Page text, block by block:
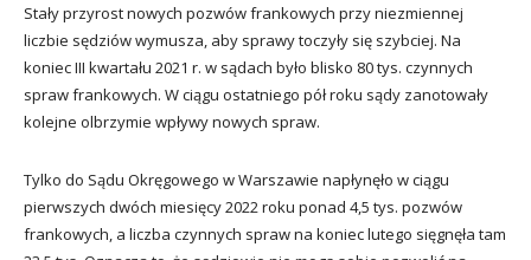
Stały przyrost nowych pozwów frankowych przy niezmiennej
liczbie sędziów wymusza, aby sprawy toczyły się szybciej. Na
koniec III kwartału 2021 r. w sądach było blisko 80 tys. czynnych
spraw frankowych. W ciągu ostatniego pół roku sądy zanotowały
kolejne olbrzymie wpływy nowych spraw.
Tylko do Sądu Okręgowego w Warszawie napłynęło w ciągu
pierwszych dwóch miesięcy 2022 roku ponad 4,5 tys. pozwów
frankowych, a liczba czynnych spraw na koniec lutego sięgnęła tam